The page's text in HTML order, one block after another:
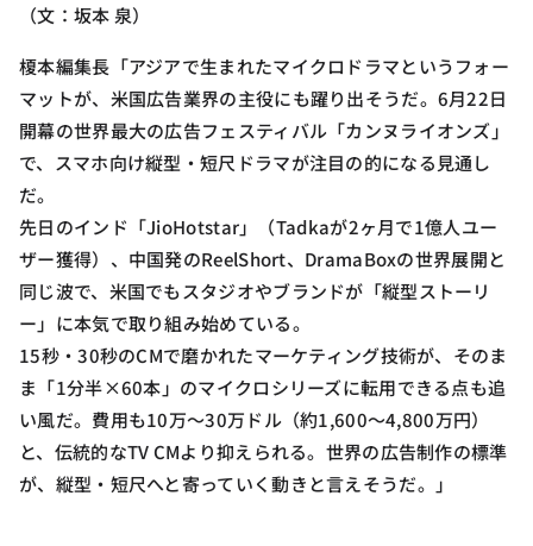
（文：坂本 泉）
榎本編集長「アジアで生まれたマイクロドラマというフォー
マットが、米国広告業界の主役にも躍り出そうだ。6月22日
開幕の世界最大の広告フェスティバル「カンヌライオンズ」
で、スマホ向け縦型・短尺ドラマが注目の的になる見通し
だ。
先日のインド「JioHotstar」（Tadkaが2ヶ月で1億人ユー
ザー獲得）、中国発のReelShort、DramaBoxの世界展開と
同じ波で、米国でもスタジオやブランドが「縦型ストーリ
ー」に本気で取り組み始めている。
15秒・30秒のCMで磨かれたマーケティング技術が、そのま
ま「1分半×60本」のマイクロシリーズに転用できる点も追
い風だ。費用も10万〜30万ドル（約1,600〜4,800万円）
と、伝統的なTV CMより抑えられる。世界の広告制作の標準
が、縦型・短尺へと寄っていく動きと言えそうだ。」